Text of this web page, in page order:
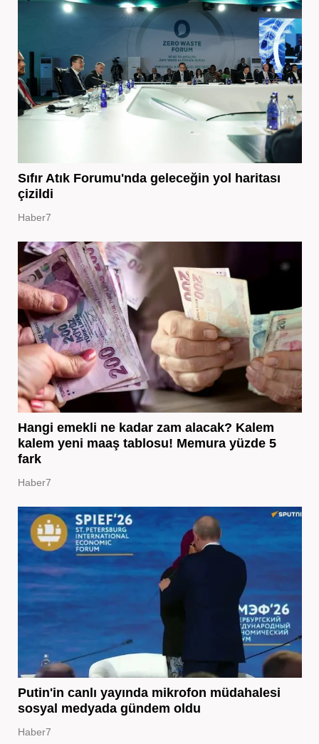
Sıfır Atık Forumu'nda geleceğin yol haritası
çizildi
Haber7
Hangi emekli ne kadar zam alacak? Kalem
kalem yeni maaş tablosu! Memura yüzde 5
fark
Haber7
Putin'in canlı yayında mikrofon müdahalesi
sosyal medyada gündem oldu
Haber7